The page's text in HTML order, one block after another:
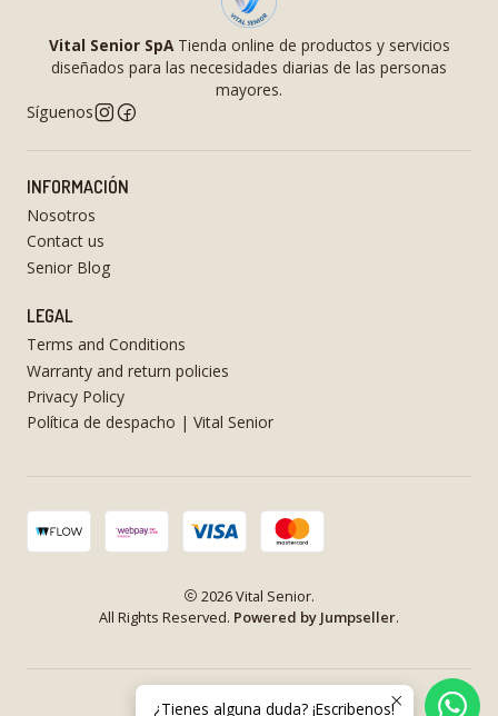
Vital Senior SpATienda online de productos y servicios
diseñados para las necesidades diarias de las personas
mayores.
Síguenos
INFORMACIÓN
Nosotros
Contact us
Senior Blog
LEGAL
Terms and Conditions
Warranty and return policies
Privacy Policy
Política de despacho | Vital Senior
2026 Vital Senior.
All Rights Reserved. Powered by Jumpseller.
VOLVER ARRIBA
¿Tienes alguna duda? ¡Escribenos!